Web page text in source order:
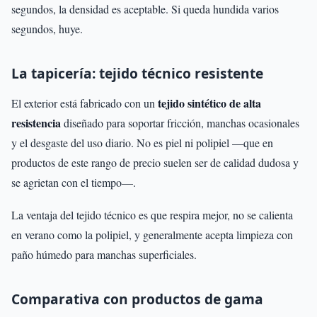
segundos, la densidad es aceptable. Si queda hundida varios
segundos, huye.
La tapicería: tejido técnico resistente
El exterior está fabricado con un tejido sintético de alta
resistenciadiseñado para soportar fricción, manchas ocasionales
y el desgaste del uso diario. No es piel ni polipiel —que en
productos de este rango de precio suelen ser de calidad dudosa y
se agrietan con el tiempo—.
La ventaja del tejido técnico es que respira mejor, no se calienta
en verano como la polipiel, y generalmente acepta limpieza con
paño húmedo para manchas superficiales.
Comparativa con productos de gama